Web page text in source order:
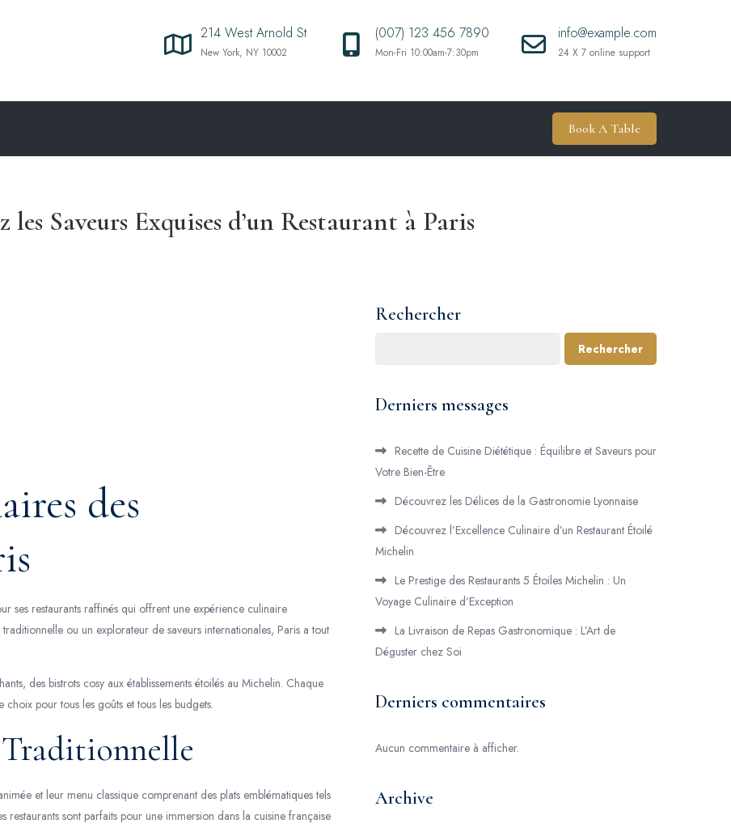
214 West Arnold St
New York, NY 10002
(007) 123 456 7890
Mon-Fri 10:00am-7:30pm
info@example.com
24 X 7 online support
Book A Table
les Saveurs Exquises d’un Restaurant à Paris
des
ses restaurants raffinés qui offrent une expérience culinaire
ou un explorateur de saveurs internationales, Paris a tout
des bistrots cosy aux établissements étoilés au Michelin. Chaque
pour tous les goûts et tous les budgets.
et leur menu classique comprenant des plats emblématiques tels
sont parfaits pour une immersion dans la cuisine française
Rechercher
Rechercher
Derniers messages
Recette de Cuisine Diététique : Équilibre et Saveurs pour
Votre Bien-Être
Découvrez les Délices de la Gastronomie Lyonnaise
Découvrez l’Excellence Culinaire d’un Restaurant Étoilé
Michelin
Le Prestige des Restaurants 5 Étoiles Michelin : Un
Voyage Culinaire d’Exception
La Livraison de Repas Gastronomique : L’Art de
Déguster chez Soi
Derniers commentaires
Aucun commentaire à afficher.
Archive